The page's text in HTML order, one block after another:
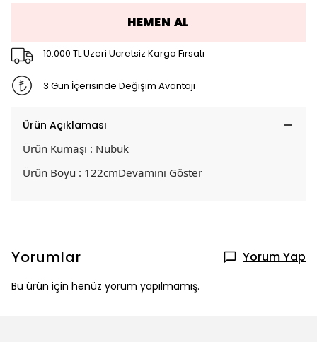
HEMEN AL
10.000 TL Üzeri Ücretsiz Kargo Fırsatı
3 Gün İçerisinde Değişim Avantajı
Ürün Açıklaması
Ürün Kumaşı : Nubuk
Ürün Boyu : 122cmDevamını Göster
Yorumlar Yorum Yap
Bu ürün için henüz yorum yapılmamış.